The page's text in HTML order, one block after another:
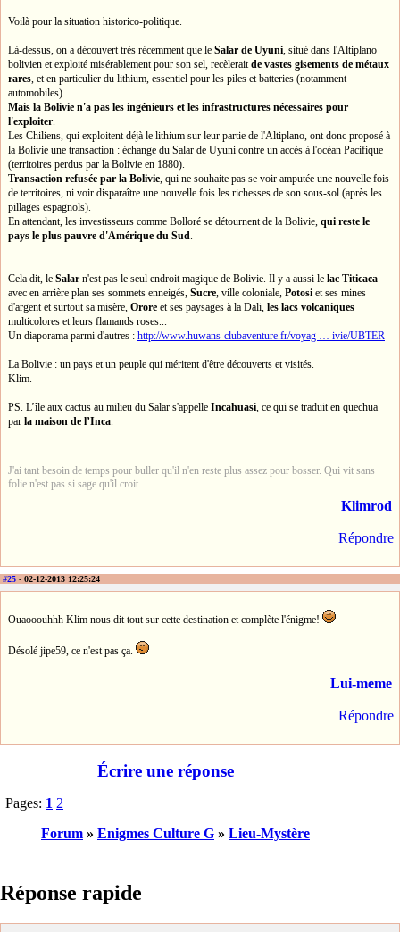
Voilà pour la situation historico-politique.
Là-dessus, on a découvert très récemment que le Salar de Uyuni , situé dans l'Altiplano
bolivien et exploité misérablement pour son sel, recèlerait de vastes gisements de métaux
rares , et en particulier du lithium, essentiel pour les piles et batteries (notamment
automobiles).
Mais la Bolivie n'a pas les ingénieurs et les infrastructures nécessaires pour
l'exploiter
Les Chiliens, qui exploitent déjà le lithium sur leur partie de l'Altiplano, ont donc proposé à
la Bolivie une transaction : échange du Salar de Uyuni contre un accès à l'océan Pacifique
(territoires perdus par la Bolivie en 1880).
Transaction refusée par la Bolivie , qui ne souhaite pas se voir amputée une nouvelle fois
de territoires, ni voir disparaître une nouvelle fois les richesses de son sous-sol (après les
pillages espagnols).
En attendant, les investisseurs comme Bolloré se détournent de la Bolivie, qui reste le
pays le plus pauvre d'Amérique du Sud
Cela dit, le Salar n'est pas le seul endroit magique de Bolivie. Il y a aussi le lac Titicaca
avec en arrière plan ses sommets enneigés, Sucre , ville coloniale, Potosi et ses mines
d'argent et surtout sa misère, Orore et ses paysages à la Dali, les lacs volcaniques
multicolores et leurs flamands roses...
Un diaporama parmi d'autres : http://www.huwans-clubaventure.fr/voyag … ivie/UBTER
La Bolivie : un pays et un peuple qui méritent d'être découverts et visités.
Klim.
PS. L’île aux cactus au milieu du Salar s'appelle Incahuasi , ce qui se traduit en quechua
par la maison de l’Inca
J'ai tant besoin de temps pour buller qu'il n'en reste plus assez pour bosser. Qui vit sans
folie n'est pas si sage qu'il croit.
Klimrod
Répondre
#25 - 02-12-2013 12:25:24
Ouaooouhhh Klim nous dit tout sur cette destination et complète l'énigme!
Désolé jipe59, ce n'est pas ça.
Lui-meme
Répondre
Écrire une réponse
Pages: 1 2
Forum » Enigmes Culture G » Lieu-Mystère
Réponse rapide